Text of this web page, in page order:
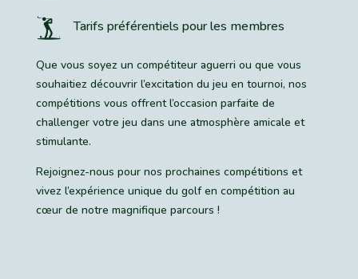
Tarifs préférentiels pour les membres
Que vous soyez un compétiteur aguerri ou que vous
souhaitiez découvrir l’excitation du jeu en tournoi, nos
compétitions vous offrent l’occasion parfaite de
challenger votre jeu dans une atmosphère amicale et
stimulante.
Rejoignez-nous pour nos prochaines compétitions et
vivez l’expérience unique du golf en compétition au
cœur de notre magnifique parcours !